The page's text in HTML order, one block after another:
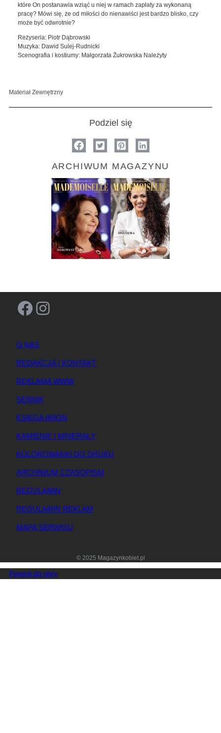
które On postanawia wziąć u niej w ramach zapłaty za wykonaną
pracę? Mówi się, że od miłości do nienawiści jest bardzo blisko, czy
może być odwrotnie?
Reżyseria: Piotr Dąbrowski
Muzyka: Dawid Sulej-Rudnicki
Scenografia i kostiumy: Małgorzata Żukrowska Należyty
Materiał Zewnętrzny
Podziel się
ARCHIWUM MAGAZYNU
Facebook Instagram
O NAS
REDAKCJA / KONTAKT
REKLAMA WWW
SENNIK
KSIĘGA IMION
KAMIENIE I MINERAŁY
KOLOROWANKI DO DRUKU
ARCHIWUM CZASOPISM
REGULAMIN
REGULAMIN REKLAM
MAPA SERWISU
© 2025 Magazynkobiet.pl
Powrót do góry